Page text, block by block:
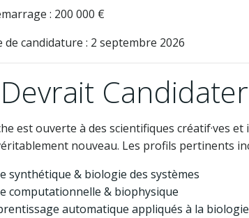
: 200 000 €
de candidature : 2 septembre 2026
est ouverte à des scientifiques créatif·ves
nouveau. Les profils pertinents
synthétique & biologie des systèmes
computationnelle & biophysique
automatique appliqués à la biologie